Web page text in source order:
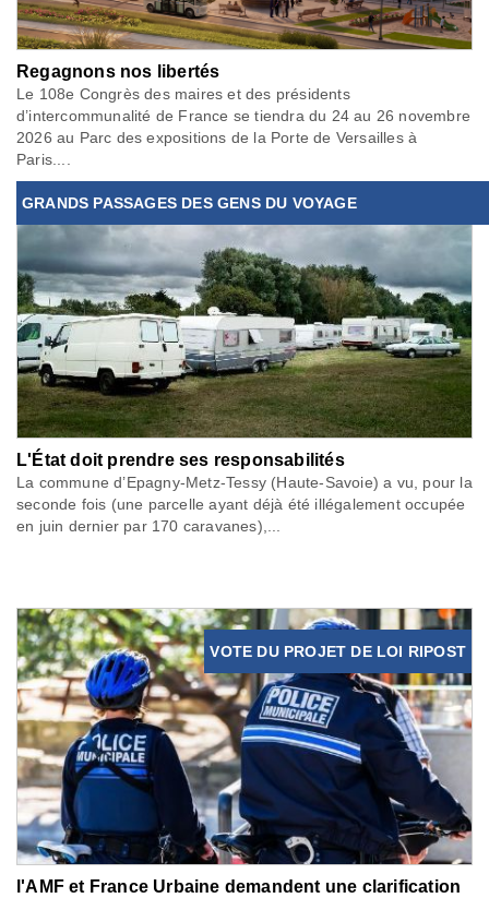
Regagnons nos libertés
Le 108e Congrès des maires et des présidents
d’intercommunalité de France se tiendra du 24 au 26 novembre
2026 au Parc des expositions de la Porte de Versailles à
Paris....
GRANDS PASSAGES DES GENS DU VOYAGE
L'État doit prendre ses responsabilités
La commune d’Epagny-Metz-Tessy (Haute-Savoie) a vu, pour la
seconde fois (une parcelle ayant déjà été illégalement occupée
en juin dernier par 170 caravanes),...
VOTE DU PROJET DE LOI RIPOST
l'AMF et France Urbaine demandent une clarification